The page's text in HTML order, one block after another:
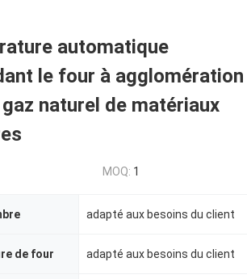
automatique
le four à
naturel de matériaux
MOQ: 1
adapté aux besoins du client
de four adapté aux besoins du client